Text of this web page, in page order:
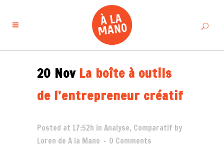
20 NovLa boîte à outils
de l’entrepreneur créatif
Posted at 17:52h in Analyse, Comparatif by
Loren de A la Mano
0 Comments